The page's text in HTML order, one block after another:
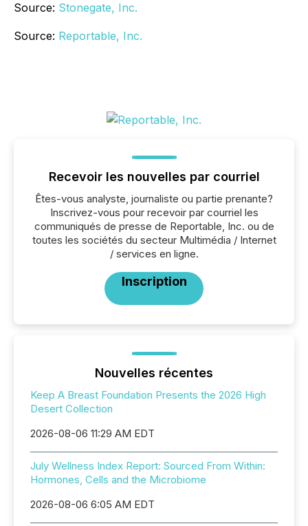
Source: Stonegate, Inc.
Source: Reportable, Inc.
Recevoir les nouvelles par courriel
Êtes-vous analyste, journaliste ou partie prenante?
Inscrivez-vous pour recevoir par courriel les
communiqués de presse de Reportable, Inc. ou de
toutes les sociétés du secteur Multimédia / Internet
/ services en ligne.
Inscription
Nouvelles récentes
Keep A Breast Foundation Presents the 2026 High
Desert Collection
2026-08-06 11:29 AM EDT
July Wellness Index Report: Sourced From Within:
Hormones, Cells and the Microbiome
2026-08-06 6:05 AM EDT